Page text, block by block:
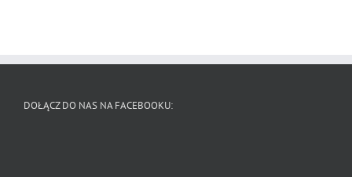
DOŁĄCZ DO NAS NA FACEBOOKU: